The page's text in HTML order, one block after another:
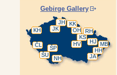
Gebirge Gallery
JA
HH
MB
HJ
HV
NH
KS
RH
ŠP
ŠU
OH
JK
KK
ČL
JH
KH